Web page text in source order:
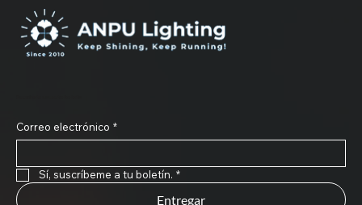
Correo electrónico *
Sí, suscríbeme a tu boletín. *
Entregar